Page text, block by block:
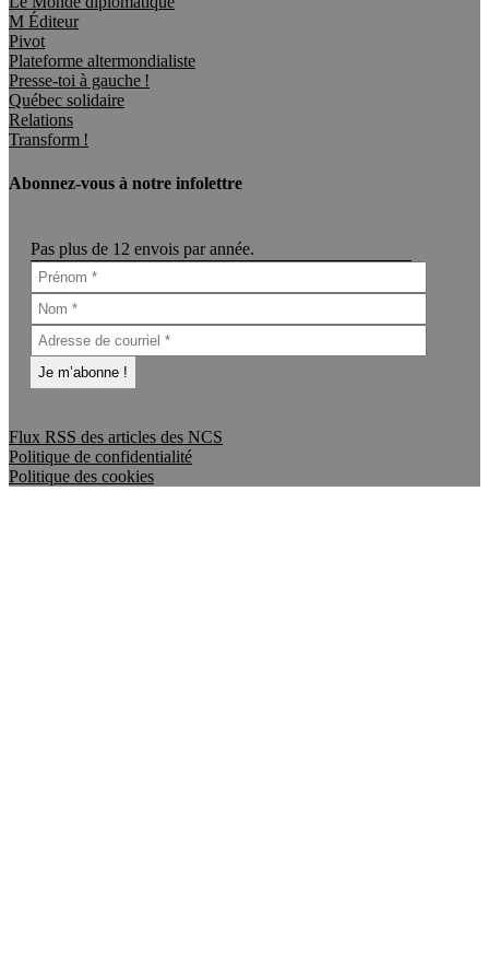
M Éditeur
Pivot
Plateforme altermondialiste
Presse-toi à gauche !
Québec solidaire
Relations
Transform !
Abonnez-vous à notre infolettre
Pas plus de 12 envois par année.
Flux RSS des articles des NCS
Politique de confidentialité
Politique des cookies